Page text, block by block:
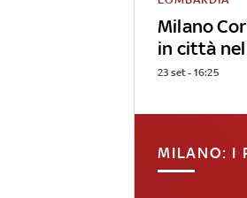
Milano
in città
23 set - 16:25
MILANO: I